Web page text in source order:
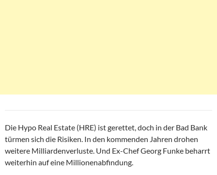
Die Hypo Real Estate (HRE) ist gerettet, doch in der Bad Bank
türmen sich die Risiken. In den kommenden Jahren drohen
weitere Milliardenverluste. Und Ex-Chef Georg Funke beharrt
weiterhin auf eine Millionenabfindung.